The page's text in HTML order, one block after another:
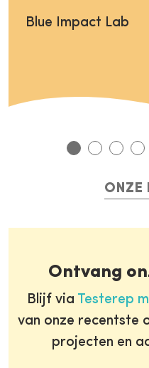
Blue Impact Lab
ONZE
Ontvang
Blijf via Testerep
van onze recentste
projecten en